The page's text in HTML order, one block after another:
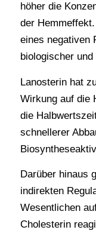
höher die
der
eines negativen
biologischer
Lanosterin hat
Wirkung auf die
die
schnellerer
Darüber hinaus
indirekten
Wesentlichen
Cholesterin